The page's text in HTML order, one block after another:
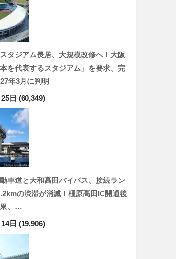
タジアム長居、大規模改修へ！大阪
を代表するスタジアム」を要求、完
年3月に判明
日 (60,349)
車道と大和高田バイパス、接続ラン
の渋滞が消滅！橿原高田IC開通後
果、…
日 (19,906)